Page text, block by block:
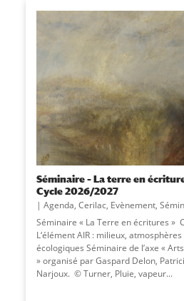
Séminaire – La terre en
Cycle 2026/2027
Agenda, Cerilac, Evènement,
Séminaire « La Terre en écritures »
L‘élément AIR : milieux,
écologiques Séminaire de l’axe «
» organisé par Gaspard Delon,
Narjoux. © Turner, Pluie, vapeur...